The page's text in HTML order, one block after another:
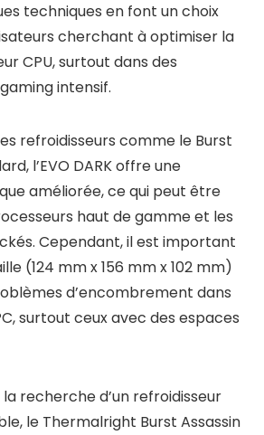
techniques en font un choix
cherchant à optimiser la
CPU, surtout dans des
intensif.
refroidisseurs comme le Burst
l’EVO DARK offre une
améliorée, ce qui peut être
haut de gamme et les
Cependant, il est important
(124 mm x 156 mm x 102 mm)
d’encombrement dans
surtout ceux avec des espaces
recherche d’un refroidisseur
le Thermalright Burst Assassin